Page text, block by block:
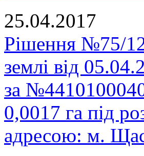
25.04.2017
Рішення №75/
землі від
за
0,0017 га під
адресою: м.